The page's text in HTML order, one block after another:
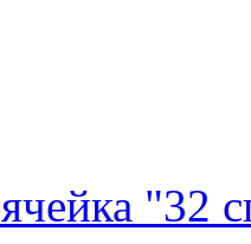
"32